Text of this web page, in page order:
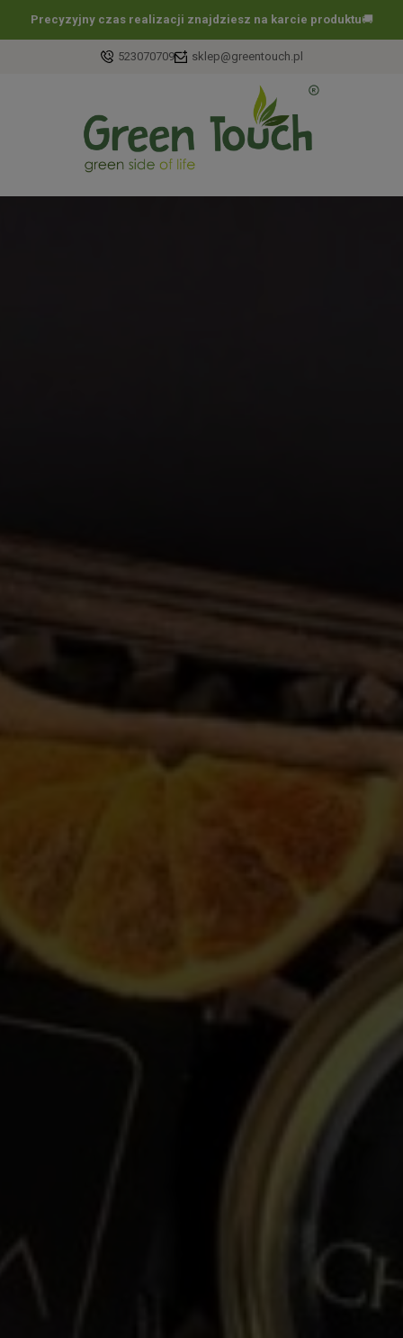
Darmowa dostawa jużod 60 zł !🚚
523070709 sklep@greentouch.pl